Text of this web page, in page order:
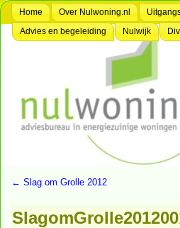
Home Over Nulwoning.nl
Advies en begeleiding
Nulwijk
← Slag om Grolle 2012